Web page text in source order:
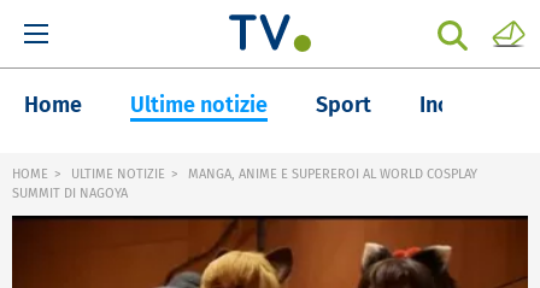
Home Ultime notizie Sport Inchieste
HOME ULTIME NOTIZIE
MANGA, ANIME E SUPEREROI AL WORLD COSPLAY
SUMMIT DI NAGOYA